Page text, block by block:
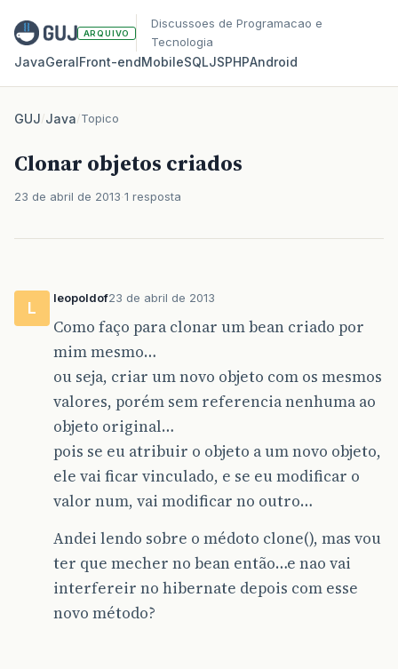
ARQUIVO
Discussoes de Programacao e
Tecnologia
JavaGeralFront‑endMobileSQLJSPHPAndroid
GUJ/Java/Topico
Clonar objetos criados
23 de abril de 2013 1 resposta
L
leopoldof23 de abril de 2013
Como faço para clonar um bean criado por
mim mesmo…
ou seja, criar um novo objeto com os mesmos
valores, porém sem referencia nenhuma ao
objeto original…
pois se eu atribuir o objeto a um novo objeto,
ele vai ficar vinculado, e se eu modificar o
valor num, vai modificar no outro…
Andei lendo sobre o médoto clone(), mas vou
ter que mecher no bean então…e nao vai
interfereir no hibernate depois com esse
novo método?